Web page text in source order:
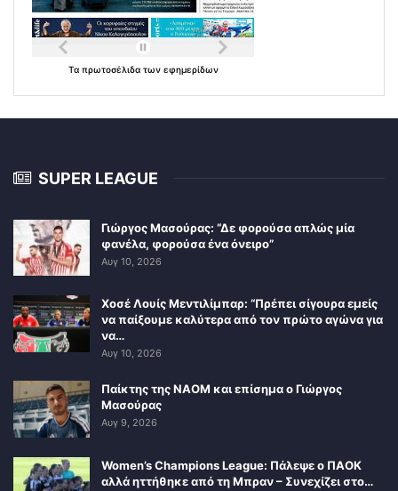
Τα πρωτοσέλιδα των εφημερίδων
SUPER LEAGUE
Γιώργος Μασούρας: “Δε φορούσα απλώς μία
φανέλα, φορούσα ένα όνειρο”
Αυγ 10, 2026
Χοσέ Λουίς Μεντιλίμπαρ: “Πρέπει σίγουρα εμείς
να παίξουμε καλύτερα από τον πρώτο αγώνα για
να…
Αυγ 10, 2026
Παίκτης της ΝΑΟΜ και επίσημα ο Γιώργος
Μασούρας
Αυγ 9, 2026
Women’s Champions League: Πάλεψε ο ΠΑΟΚ
αλλά ηττήθηκε από τη Μπραν – Συνεχίζει στο…